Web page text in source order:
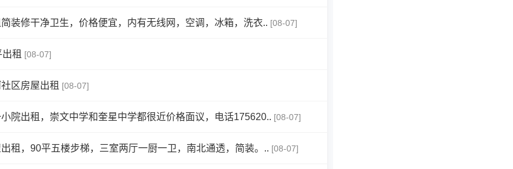
装修干净卫生，价格便宜，内有无线网，空调，冰箱，洗衣.. [08-07]
租 [08-07]
区房屋出租 [08-07]
院出租，崇文中学和奎星中学都很近价格面议，电话175620.. [08-07]
租，90平五楼步梯，三室两厅一厨一卫，南北通透，简装。.. [08-07]